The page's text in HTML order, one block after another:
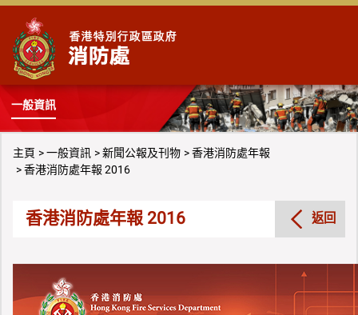
跳到內容
一般資訊
主頁 一般資訊 新聞公報及刊物
香港消防處年報
香港消防處年報 2016
香港消防處年報 2016 返回